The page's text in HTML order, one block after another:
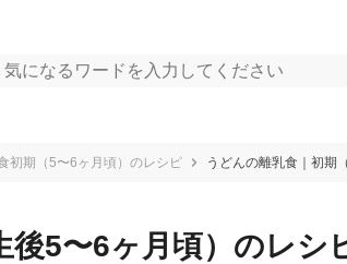
初期（5〜6ヶ月頃）のレシピ うどんの離乳食｜初期
後5〜6ヶ月頃）のレシ